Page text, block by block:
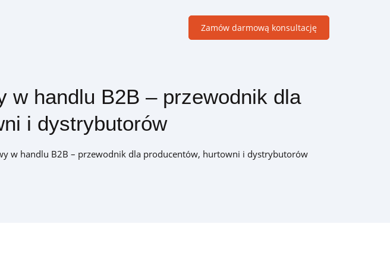
Zamów darmową konsultację
funkcjonalnego programu
Moduły B2B
Dedykowane rozwiązania wspierające sprzedaż w firmach
handlowych B2B
w handlu B2B – przewodnik dla
i dystrybutorów
w handlu B2B – przewodnik dla producentów, hurtowni i dystrybutorów